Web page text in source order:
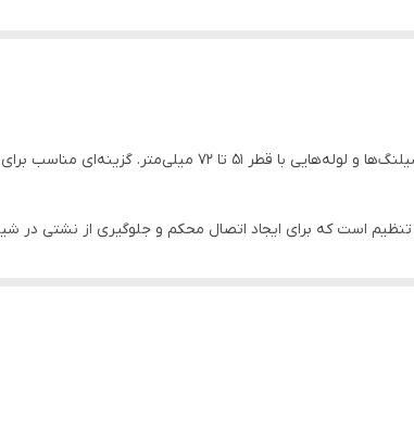
هوزکلمپ‌های قابل تنظیم است که برای ایجاد اتصال محکم و جلوگیری